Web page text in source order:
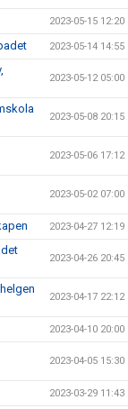
2023-05-15 12:20
2023-05-14 14:55
2023-05-12 05:00
2023-05-08 20:15
2023-05-06 17:12
2023-05-02 07:00
2023-04-27 12:19
2023-04-26 20:45
2023-04-17 22:12
2023-04-10 20:00
2023-04-05 15:30
2023-03-29 11:43